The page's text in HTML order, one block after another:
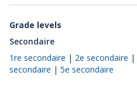
Grade levels
Secondaire
1re secondaire | 2e secondaire |
secondaire | 5e secondaire